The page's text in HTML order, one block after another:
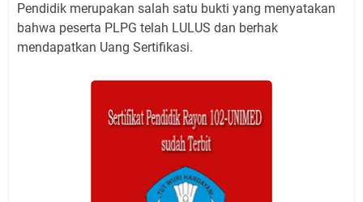
Pendidik merupakan salah satu bukti yang menyatakan
bahwa peserta PLPG telah LULUS dan berhak
mendapatkan Uang Sertifikasi.